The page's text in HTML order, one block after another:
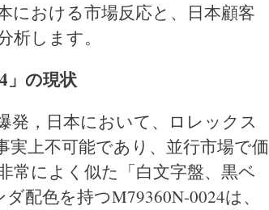
における市場反応と、日本顧客
します。
」の現状
発，日本において、ロレックス
実上不可能であり、並行市場で価
常によく似た「白文字盤、黒ベ
配色を持つM79360N-0024は、